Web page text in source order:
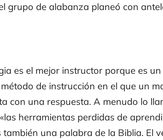
grupo de alabanza planeó con
es el mejor instructor porque es un
método de instrucción en el que un
con una respuesta. A menudo lo
herramientas perdidas de
también una palabra de la Biblia. El